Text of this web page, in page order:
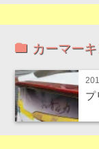
カーマー
プ